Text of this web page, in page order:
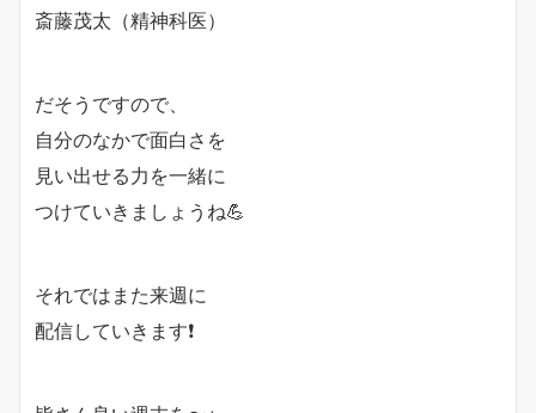
斎藤茂太（精神科医）
だそうですので、
自分のなかで面白さを
見い出せる力を一緒に
つけていきましょうね💪
それではまた来週に
配信していきます❗️